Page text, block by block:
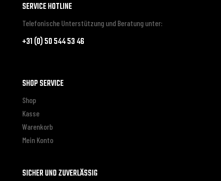
SERVICE HOTLINE
Telefonische Unterstützung und Beratung unter:
+31 (0) 50 544 53 46
SHOP SERVICE
Shop
Kasse
Warenkorb
Mein Konto
SICHER UND ZUVERLÄSSIG